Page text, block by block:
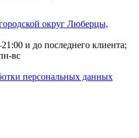
округ Люберцы,
и до последнего клиента;
вс
персональных данных